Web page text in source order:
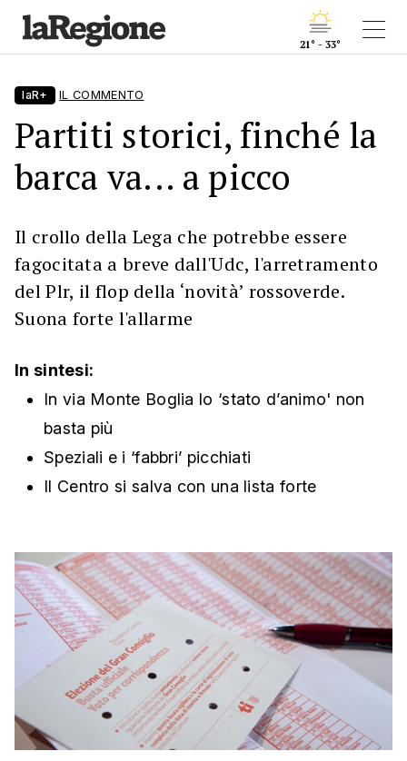
21° - 33°
laR+ IL COMMENTO
Partiti storici, finché la
barca va... a picco
Il crollo della Lega che potrebbe essere
fagocitata a breve dall'Udc, l'arretramento
del Plr, il flop della ‘novità’ rossoverde.
Suona forte l'allarme
In sintesi:
In via Monte Boglia lo ‘stato d’animo' non
basta più
Speziali e i ‘fabbri’ picchiati
Il Centro si salva con una lista forte